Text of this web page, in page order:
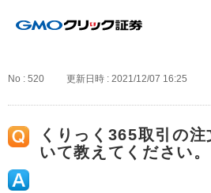
No : 520 更新日時 : 2021/12/07 16:25
くりっく365取引の
いて教えてください。